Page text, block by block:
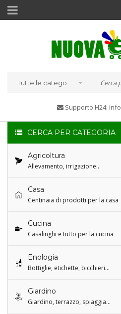
Supporto H24:
CERCA PER CATEGORIA
Agricoltura
Allevamento, irrigazione…
Casa
Centinaia di prodotti per la casa
Cucina
Casalinghi e tutto per la cucina
Enologia
Bottiglie, etichette, bicchieri…
Giardino
Giardino, terrazzo, spiaggia…